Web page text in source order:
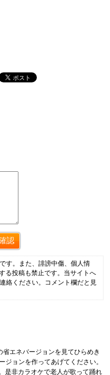
す。また、誹謗中傷、個人情
る投稿も禁止です。当サイトへ
絡ください。コメント欄だと見
省エネバージョンを見てひらめき
ジョンを作ってあげてください。
是非カラオケで老人が歌って踊れ